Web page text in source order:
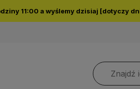
11:00 a wyślemy dzisiaj [dotyczy